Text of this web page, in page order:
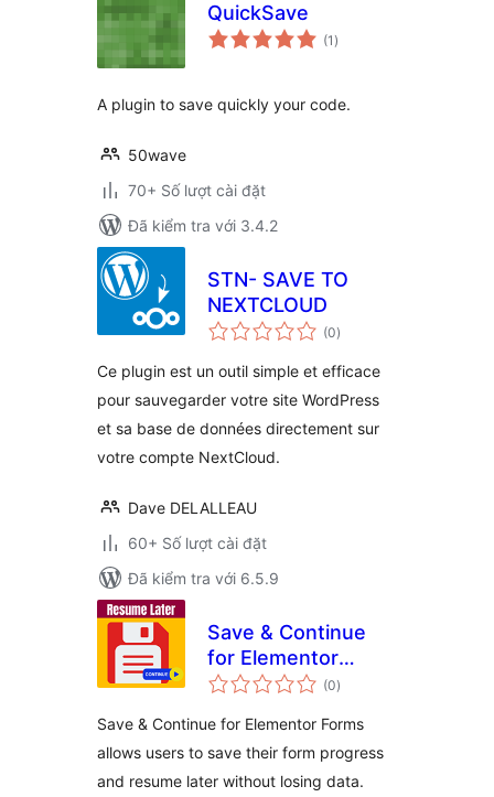
QuickSave
(1 tổng
đánh
)
A plugin to save quickly your code.
50wave
70+ Số lượt cài đặt
Đã kiểm tra với 3.4.2
STN- SAVE TO
NEXTCLOUD
(0tổng
đánh
)
Ce plugin est un outil simple et efficace
pour sauvegarder votre site WordPress
et sa base de données directement sur
votre compte NextCloud.
Dave DELALLEAU
60+ Số lượt cài đặt
Đã kiểm tra với 6.5.9
Save & Continue
for Elementor
Forms
(0tổng
đánh
)
Save & Continue for Elementor Forms
allows users to save their form progress
and resume later without losing data.